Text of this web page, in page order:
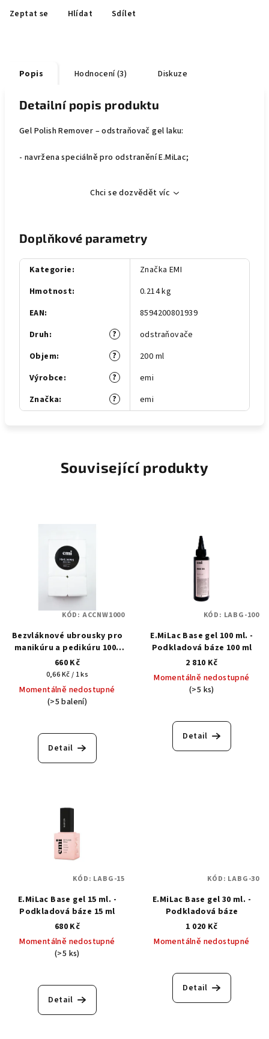
Zeptat se Hlídat Sdílet
Popis Hodnocení (3) Diskuze
Detailní popis produktu
Gel Polish Remover – odstraňovač gel laku:
- navržena speciálně pro odstranění E.MiLac;
Chci se dozvědět víc
Doplňkové parametry
Kategorie:
Značka EMI
Hmotnost:
0.214 kg
EAN:
8594200801939
?
Druh:
odstraňovače
?
Objem:
200 ml
?
Výrobce:
emi
?
Značka: emi
Související produkty
Bezvláknové ubrousky pro
manikúru a pedikúru 1000
ks.
660 Kč
Měrná
cena:
0,66 Kč / 1 ks
Momentálně nedostupné
(>5 balení)
Detail
KÓD: ACCNW1000
E.MiLac Base gel 100 ml. -
Podkladová báze 100 ml
2 810 Kč
Momentálně nedostupné
(>5 ks)
Detail
KÓD: LABG-100
E.MiLac Base gel 15 ml. -
Podkladová báze 15 ml
680 Kč
Momentálně nedostupné
(>5 ks)
hodnocení
produktu
Detail
KÓD: LABG-15
E.MiLac Base gel 30 ml. -
Podkladová báze
1 020 Kč
Momentálně nedostupné
Detail
KÓD: LABG-30